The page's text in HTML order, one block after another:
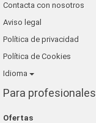
grup 90
Contacta con nosotros
Aviso legal
Política de privacidad
Política de Cookies
Idioma
Para profesionales
Ofertas